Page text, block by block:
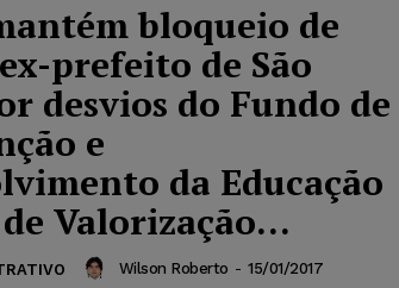
bloqueio de
prefeito de São
desvios do Fundo de
e
da Educação
Valorização...
Wilson Roberto - 15/01/2017